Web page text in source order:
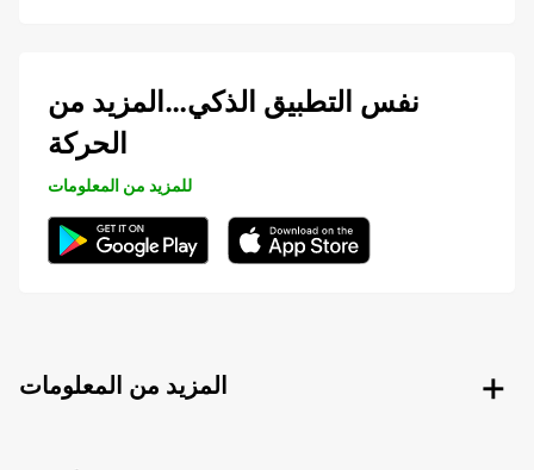
نفس التطبيق الذكي…المزيد من
الحركة
للمزيد من المعلومات
المزيد من المعلومات